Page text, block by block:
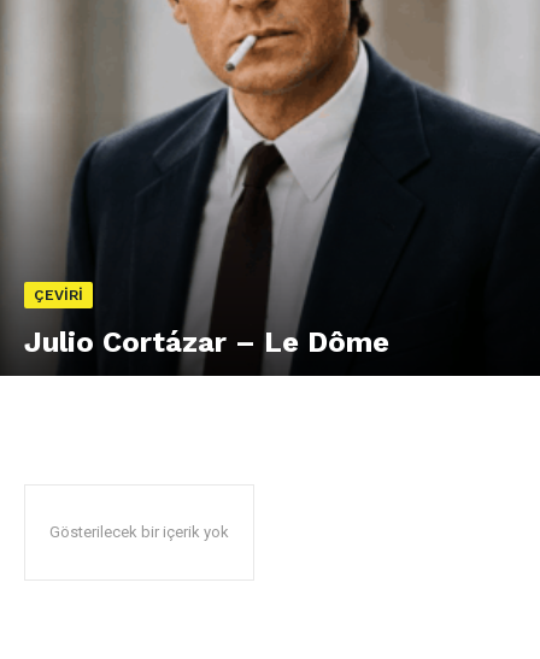
ÇEVIRI
Julio Cortázar – Le Dôme
Gösterilecek bir içerik yok